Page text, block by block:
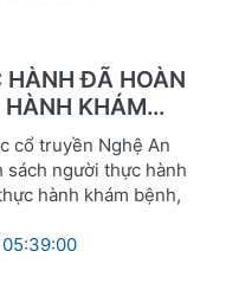
HÀNH ĐÃ HOÀN
KHÁM
cổ truyền Nghệ An
sách người thực hành
hành khám bệnh,